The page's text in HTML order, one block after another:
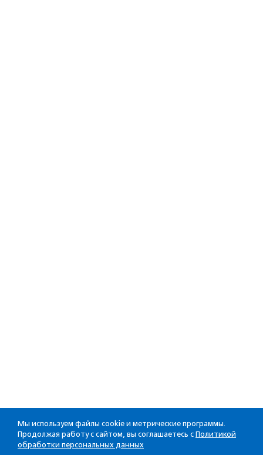
Мы используем файлы cookie и метрические программы.
Продолжая работу с сайтом, вы соглашаетесь с Политикой
обработки персональных данных